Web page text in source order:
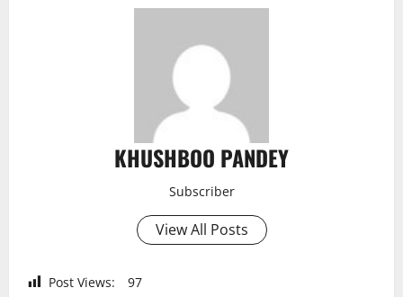
KHUSHBOO PANDEY
Subscriber
View All Posts
Post Views: 97